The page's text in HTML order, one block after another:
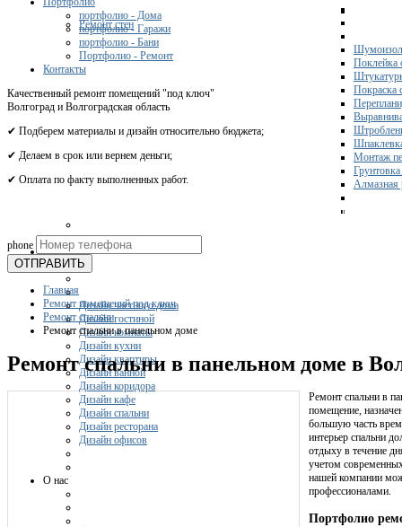
Ремонт стен
Поклейка
Покраска
Монтаж
Грунтовка
Алмазная
Дизайн
Дизайн частного дома
Дизайн гостиной
Дизайн комнаты
Дизайн кухни
Дизайн квартиры
Дизайн ванной
Дизайн коридора
Дизайн кафе
Дизайн спальни
Дизайн ресторана
Дизайн офисов
О нас
портфолио - Дома
портфолио - Гаражи
портфолио - Бани
Портфолио - Ремонт
Контакты
Качественный ремонт помещений "под ключ"
Волгоград и Волгоградская область
✔ Подберем материалы и дизайн относительно бюджета;
✔ Делаем в срок или вернем деньги;
✔ Оплата по факту выполненных работ.
phone
ОТПРАВИТЬ
Главная
Ремонт помещений под ключ
Ремонт спальни
Ремонт спальни в панельном доме
Ремонт спальни в панельном доме в
Ремонт спальни в
помещение,
большую часть
интерьер спальни
отдыху в течение
учетом
нашей компании
профессионалами.
Портфолио